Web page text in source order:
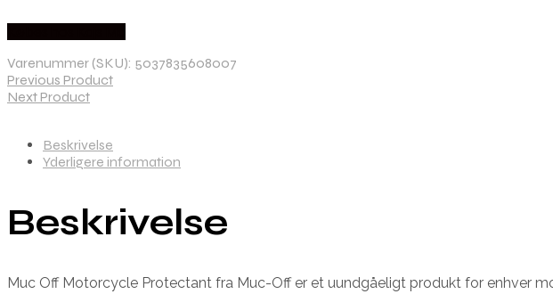
Varenummer (SKU): 5037835608007
Previous Product
Next Product
Beskrivelse
Yderligere information
Beskrivelse
Muc Off Motorcycle Protectant fra Muc-Off er et uundgåeligt produkt for enhver